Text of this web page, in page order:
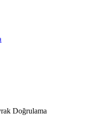
Doğrulama